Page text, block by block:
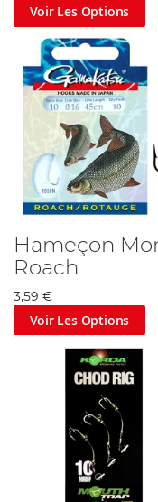
Voir Les Options
Hameçon
Roach
3,59 €
Voir Les Options